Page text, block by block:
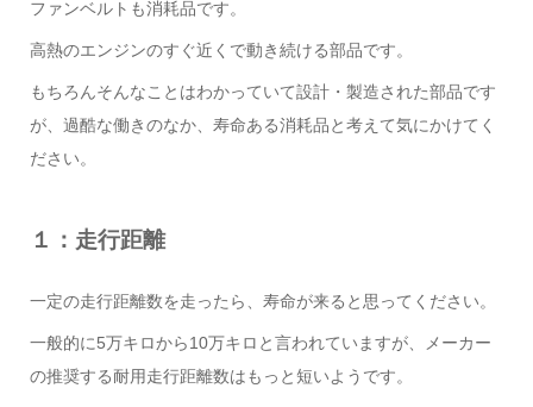
ファンベルトも消耗品です。
高熱のエンジンのすぐ近くで動き続ける部品です。
もちろんそんなことはわかっていて設計・製造された部品です
が、過酷な働きのなか、寿命ある消耗品と考えて気にかけてく
ださい。
１：走行距離
一定の走行距離数を走ったら、寿命が来ると思ってください。
一般的に5万キロから10万キロと言われていますが、メーカー
の推奨する耐用走行距離数はもっと短いようです。